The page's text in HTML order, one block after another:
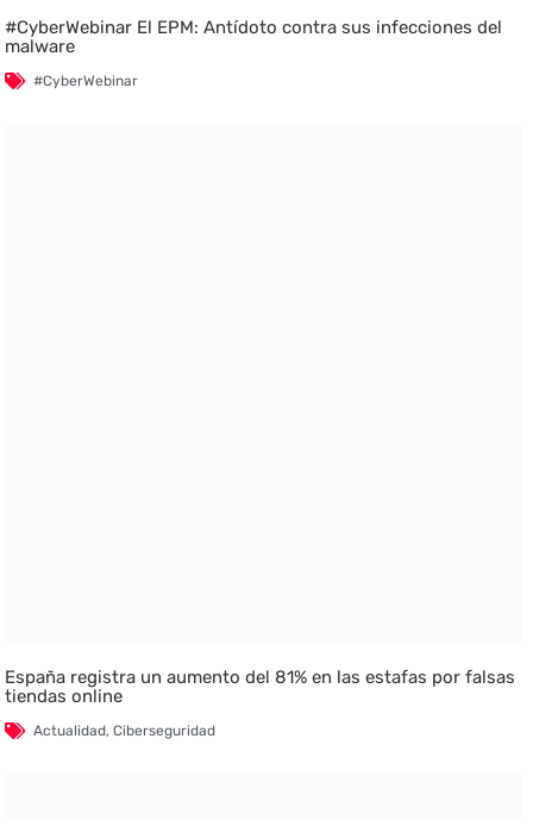
#CyberWebinar El EPM: Antídoto contra sus infecciones del
malware
#CyberWebinar
España registra un aumento del 81% en las estafas por falsas
tiendas online
Actualidad,Ciberseguridad